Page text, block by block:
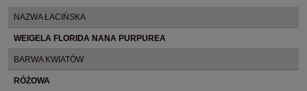
NAZWA ŁACIŃSKA
WEIGELA FLORIDA NANA PURPUREA
BARWA KWIATÓW
RÓŻOWA